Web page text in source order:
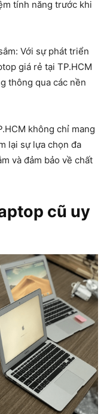
tính năng trước khi
Với sự phát triển
giá rẻ tại TP.HCM
thông qua các nền
không chỉ mang
lại sự lựa chọn đa
và đảm bảo về chất
cũ uy